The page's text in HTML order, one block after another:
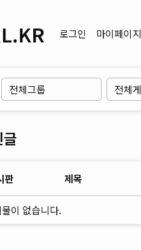
로그인 마이페이지
판 제목
이 없습니다.